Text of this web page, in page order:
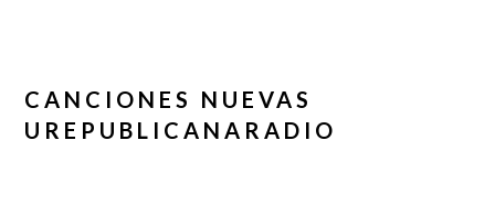
CANCIONES NUEVAS
UREPUBLICANARADIO